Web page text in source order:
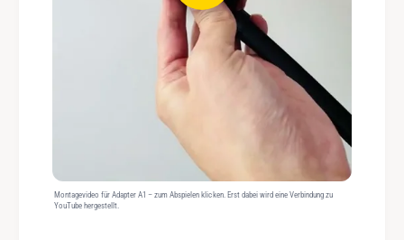
Montagevideo für Adapter A1 – zum Abspielen klicken. Erst dabei wird eine Verbindung zu
YouTube hergestellt.